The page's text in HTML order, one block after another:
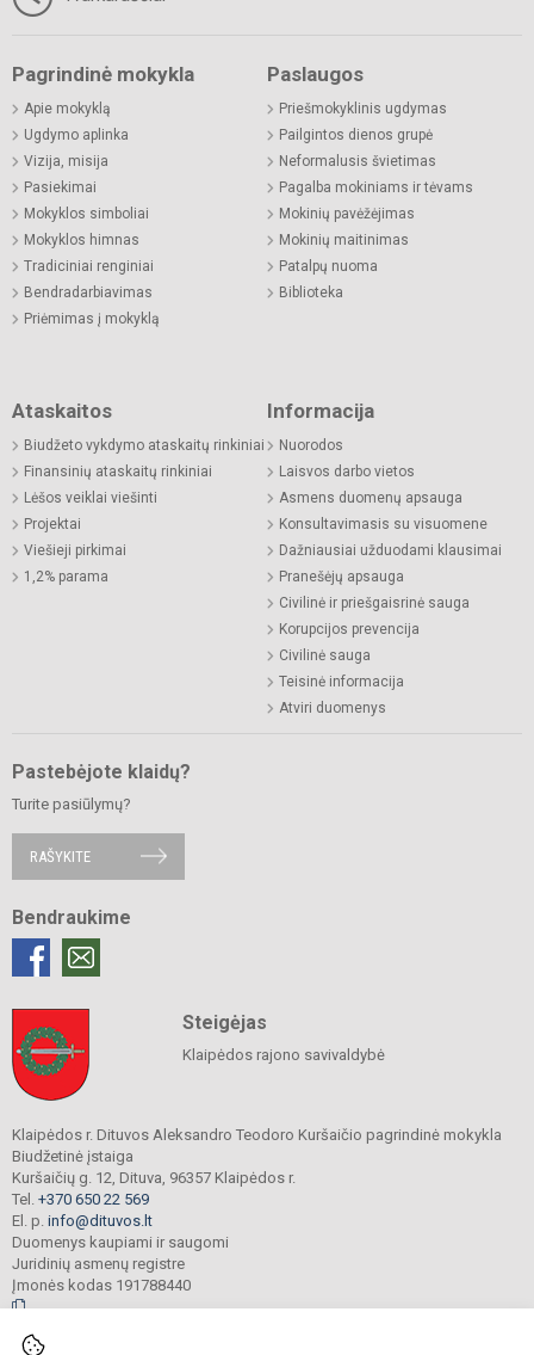
Pagrindinė mokykla
Apie mokyklą
Ugdymo aplinka
Vizija, misija
Pasiekimai
Mokyklos simboliai
Mokyklos himnas
Tradiciniai renginiai
Bendradarbiavimas
Priėmimas į mokyklą
Paslaugos
Priešmokyklinis ugdymas
Pailgintos dienos grupė
Neformalusis švietimas
Pagalba mokiniams ir tėvams
Mokinių pavėžėjimas
Mokinių maitinimas
Patalpų nuoma
Biblioteka
Ataskaitos
Biudžeto vykdymo ataskaitų rinkiniai
Finansinių ataskaitų rinkiniai
Lėšos veiklai viešinti
Projektai
Viešieji pirkimai
1,2% parama
Informacija
Nuorodos
Laisvos darbo vietos
Asmens duomenų apsauga
Konsultavimasis su visuomene
Dažniausiai užduodami klausimai
Pranešėjų apsauga
Civilinė ir priešgaisrinė sauga
Korupcijos prevencija
Civilinė sauga
Teisinė informacija
Atviri duomenys
Pastebėjote klaidų?
Turite pasiūlymų?
RAŠYKITE
Bendraukime
Steigėjas
Klaipėdos rajono savivaldybė
Klaipėdos r. Dituvos Aleksandro Teodoro Kuršaičio pagrindinė mokykla
Biudžetinė įstaiga
Kuršaičių g. 12, Dituva, 96357 Klaipėdos r.
Tel. +370 650 22 569
El. p. info@dituvos.lt
Duomenys kaupiami ir saugomi
Juridinių asmenų registre
Įmonės kodas 191788440